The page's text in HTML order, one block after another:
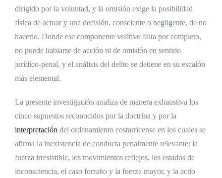
Relación con la inimputabilidad de los
artículos 42 y 43 del Código Penal
La embriaguez y la intoxicación plena
Concepto y elementos del caso fortuito
mayor
Distinción doctrinal y equiparación
práctica
Fundamento en el principio de
culpabilidad
dirigido por la voluntad, y la omisión exige la posibilidad
física de actuar y una decisión, consciente o negligente, de no
hacerlo. Donde ese componente volitivo falta por completo,
no puede hablarse de acción ni de omisión en sentido
jurídico-penal, y el análisis del delito se detiene en su escalón
más elemental.
La presente investigación analiza de manera exhaustiva los
cinco supuestos reconocidos por la doctrina y por la
interpretación del ordenamiento costarricense en los cuales se
afirma la inexistencia de conducta penalmente relevante: la
fuerza irresistible, los movimientos reflejos, los estados de
inconsciencia, el caso fortuito y la fuerza mayor, y la actio